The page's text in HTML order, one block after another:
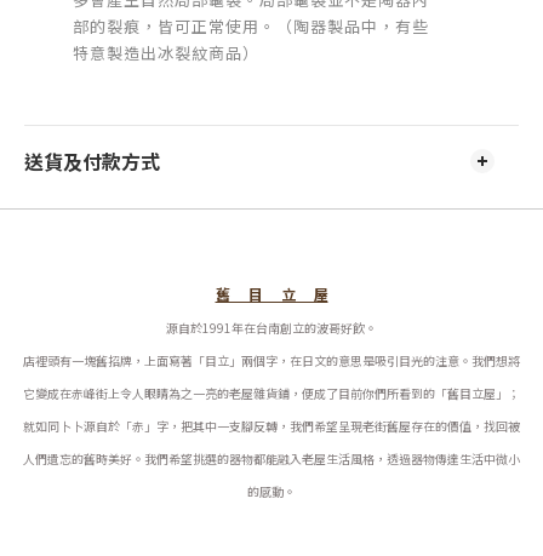
部的裂痕，皆可正常使用。（陶器製品中，有些
特意製造出冰裂紋商品）
送貨及付款方式
舊 目 立 屋
源自於1991年在台南創立的波哥好飲。
店裡頭有一塊舊招牌，上面寫著「目立」兩個字，在日文的意思是吸引目光的注意。我們想將
它變成在赤峰街上令人眼睛為之一亮的老屋雜貨鋪，便成了目前你們所看到的「舊目立屋」；
就如同卜卜源自於「赤」字，把其中一支腳反轉，我們希望呈現老街舊屋存在的價值，找回被
人們遺忘的舊時美好。 我們希望挑選的器物都能融入老屋生活風格，透過器物傳達生活中微小
的感動。